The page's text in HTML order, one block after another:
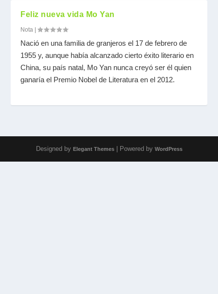
Feliz nueva vida Mo Yan
Nota |
Nació en una familia de granjeros el 17 de febrero de
1955 y, aunque había alcanzado cierto éxito literario en
China, su país natal, Mo Yan nunca creyó ser él quien
ganaría el Premio Nobel de Literatura en el 2012.
Designed by Elegant Themes| Powered by WordPress